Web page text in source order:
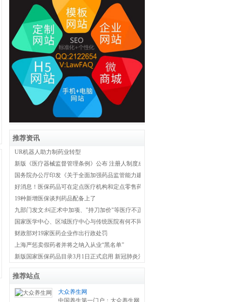
推荐资讯
UR机器人助力制药业转型
新版《医疗器械监督管理条例》公布 注册人制度成为新监管体系主线
国务院办公厅印发《关于全面加强药品监管能力建设的实施意见》
好消息！医保药品可在定点医疗机构和定点零售药店双通道购买
19种新增医保谈判药品配备上了
九部门发文:纠正术中加项、"持刀加价"等医疗不正之风
国家医学中心、区域医疗中心与传统医院有何不同？国家卫健委权威解答！
财政部对19家医药企业作出行政处罚
上海严惩卖假药者并将之纳入从业“黑名单”
新版国家医保药品目录3月1日正式启用 新冠肺炎治疗药品全部纳入医保
推荐站点
大众养生网
中国养生第一门户：大众养生网